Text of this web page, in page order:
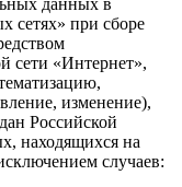
данных в
сетях» при сборе
сети «Интернет»,
изменение),
Российской
находящихся на
случаев: